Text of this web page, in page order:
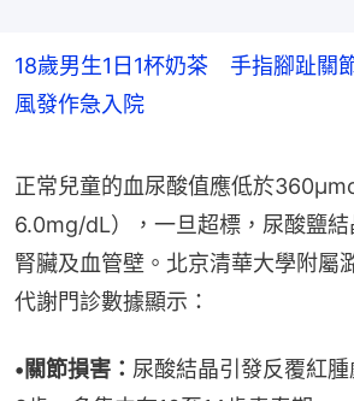
18歲男生1日1杯奶茶 手指腳趾關
風發作急入院
正常兒童的血尿酸值應低於
6.0mg/dL），一旦超標，尿酸鹽結
腎臟及血管壁。北京清華大學附屬
代謝門診數據顯示：
•關節損害： 尿酸結晶引發反覆紅